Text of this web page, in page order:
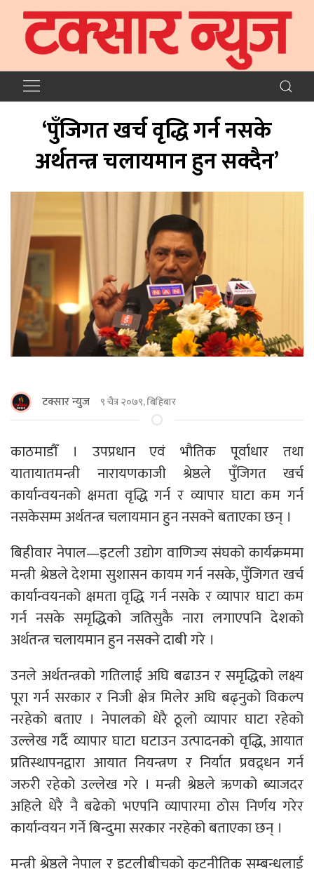
‘पुँजिगत खर्च वृद्धि गर्न नसके
अर्थतन्त्र चलायमान हुन सक्दैन’
टक्सार न्युज ९ चैत्र २०७९, बिहिबार
काठमाडाैँ । उपप्रधान एवं भौतिक पूर्वाधार तथा
यातायातमन्त्री नारायणकाजी श्रेष्ठले पुँजिगत खर्च
कार्यान्वयनको क्षमता वृद्धि गर्न र व्यापार घाटा कम गर्न
नसकेसम्म अर्थतन्त्र चलायमान हुन नसक्ने बताएका छन् ।
बिहीवार नेपाल—इटली उद्योग वाणिज्य संघको कार्यक्रममा
मन्त्री श्रेष्ठले देशमा सुशासन कायम गर्न नसके, पुँजिगत खर्च
कार्यान्वयनको क्षमता वृद्धि गर्न नसके र व्यापार घाटा कम
गर्न नसके समृद्धिको जतिसुकै नारा लगाएपनि देशको
अर्थतन्त्र चलायमान हुन नसक्ने दाबी गरे ।
उनले अर्थतन्त्रको गतिलाई अघि बढाउन र समृद्धिको लक्ष्य
पूरा गर्न सरकार र निजी क्षेत्र मिलेर अघि बढ्नुको विकल्प
नरहेको बताए । नेपालको धेरै ठूलो व्यापार घाटा रहेको
उल्लेख गर्दै व्यापार घाटा घटाउन उत्पादनको वृद्धि, आयात
प्रतिस्थापनद्वारा आयात नियन्त्रण र निर्यात प्रवद्र्धन गर्न
जरुरी रहेको उल्लेख गरे । मन्त्री श्रेष्ठले ऋणको ब्याजदर
अहिले धेरै नै बढेको भएपनि व्यापारमा ठोस निर्णय गरेर
कार्यान्वयन गर्ने बिन्दुमा सरकार नरहेको बताएका छन् ।
मन्त्री श्रेष्ठले नेपाल र इटलीबीचको कुटनीतिक सम्बन्धलाई